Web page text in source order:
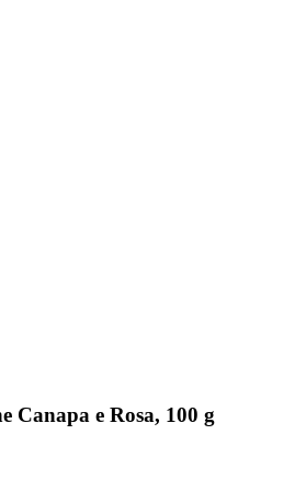
Canapa e Rosa, 100 g